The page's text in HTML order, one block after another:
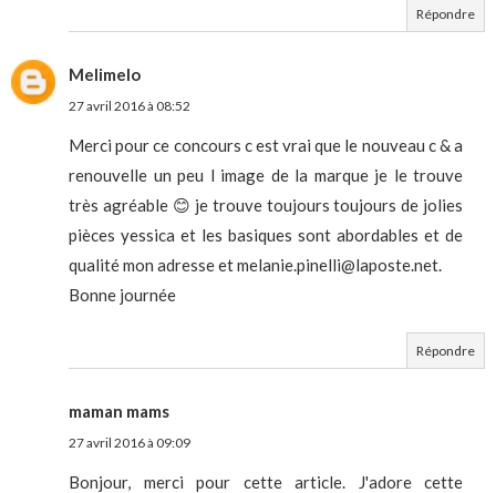
Répondre
Melimelo
27 avril 2016 à 08:52
Merci pour ce concours c est vrai que le nouveau c & a
renouvelle un peu l image de la marque je le trouve
très agréable 😊 je trouve toujours toujours de jolies
pièces yessica et les basiques sont abordables et de
qualité mon adresse et melanie.pinelli@laposte.net.
Bonne journée
Répondre
maman mams
27 avril 2016 à 09:09
Bonjour, merci pour cette article. J'adore cette